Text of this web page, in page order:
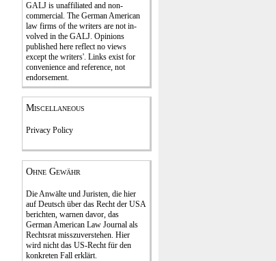
GALJ is unaffiliated and non-
commercial. The Ger­man American
law firms of the writers are not in­
volved in the GALJ. Opi­nions
published here reflect no views
except the writers'. Links exist for
con­venience and refe­rence, not
endorse­ment.
Miscellaneous
Privacy Policy
Ohne Gewähr
Die Anwälte und Juristen, die hier
auf Deutsch über das Recht der USA
be­rich­ten, war­nen davor, das
German Ame­rican Law Journal als
Rechts­rat miss­zu­verstehen. Hier
wird nicht das US-Recht für den
konkreten Fall er­klärt.